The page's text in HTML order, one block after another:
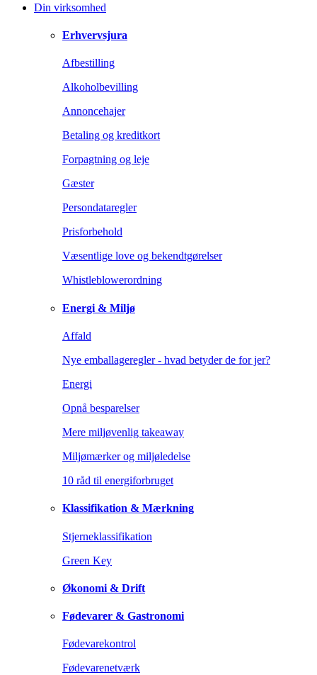
Din virksomhed
Erhvervsjura
Afbestilling
Alkoholbevilling
Annoncehajer
Betaling og kreditkort
Forpagtning og leje
Gæster
Persondataregler
Prisforbehold
Væsentlige love og bekendtgørelser
Whistleblowerordning
Energi & Miljø
Affald
Nye emballageregler - hvad betyder de for jer?
Energi
Opnå besparelser
Mere miljøvenlig takeaway
Miljømærker og miljøledelse
10 råd til energiforbruget
Klassifikation & Mærkning
Stjerneklassifikation
Green Key
Økonomi & Drift
Fødevarer & Gastronomi
Fødevarekontrol
Fødevarenetværk